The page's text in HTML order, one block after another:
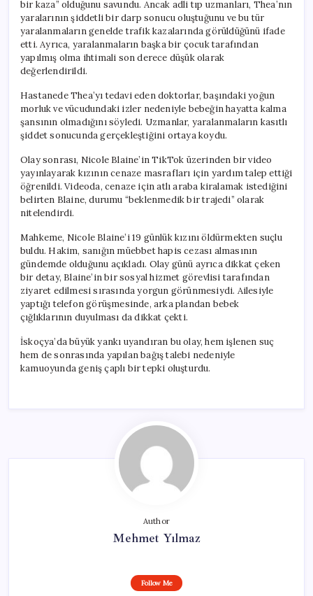
bir kaza” olduğunu savundu. Ancak adli tıp uzmanları, Thea’nın
yaralarının şiddetli bir darp sonucu oluştuğunu ve bu tür
yaralanmaların genelde trafik kazalarında görüldüğünü ifade
etti. Ayrıca, yaralanmaların başka bir çocuk tarafından
yapılmış olma ihtimali son derece düşük olarak
değerlendirildi.
Hastanede Thea’yı tedavi eden doktorlar, başındaki yoğun
morluk ve vücudundaki izler nedeniyle bebeğin hayatta kalma
şansının olmadığını söyledi. Uzmanlar, yaralanmaların kasıtlı
şiddet sonucunda gerçekleştiğini ortaya koydu.
Olay sonrası, Nicole Blaine’in TikTok üzerinden bir video
yayınlayarak kızının cenaze masrafları için yardım talep ettiği
öğrenildi. Videoda, cenaze için atlı araba kiralamak istediğini
belirten Blaine, durumu “beklenmedik bir trajedi” olarak
nitelendirdi.
Mahkeme, Nicole Blaine’i 19 günlük kızını öldürmekten suçlu
buldu. Hakim, sanığın müebbet hapis cezası almasının
gündemde olduğunu açıkladı. Olay günü ayrıca dikkat çeken
bir detay, Blaine’in bir sosyal hizmet görevlisi tarafından
ziyaret edilmesi sırasında yorgun görünmesiydi. Ailesiyle
yaptığı telefon görüşmesinde, arka plandan bebek
çığlıklarının duyulması da dikkat çekti.
İskoçya’da büyük yankı uyandıran bu olay, hem işlenen suç
hem de sonrasında yapılan bağış talebi nedeniyle
kamuoyunda geniş çaplı bir tepki oluşturdu.
Author
Mehmet Yılmaz
Follow Me